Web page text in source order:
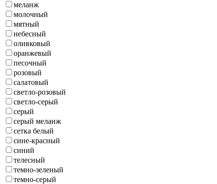
меланж
молочный
мятный
небесный
оливковый
оранжевый
песочный
розовый
салатовый
светло-розовый
светло-серый
серый
серый меланж
сетка белый
сине-красный
синий
телесный
темно-зеленый
темно-серый